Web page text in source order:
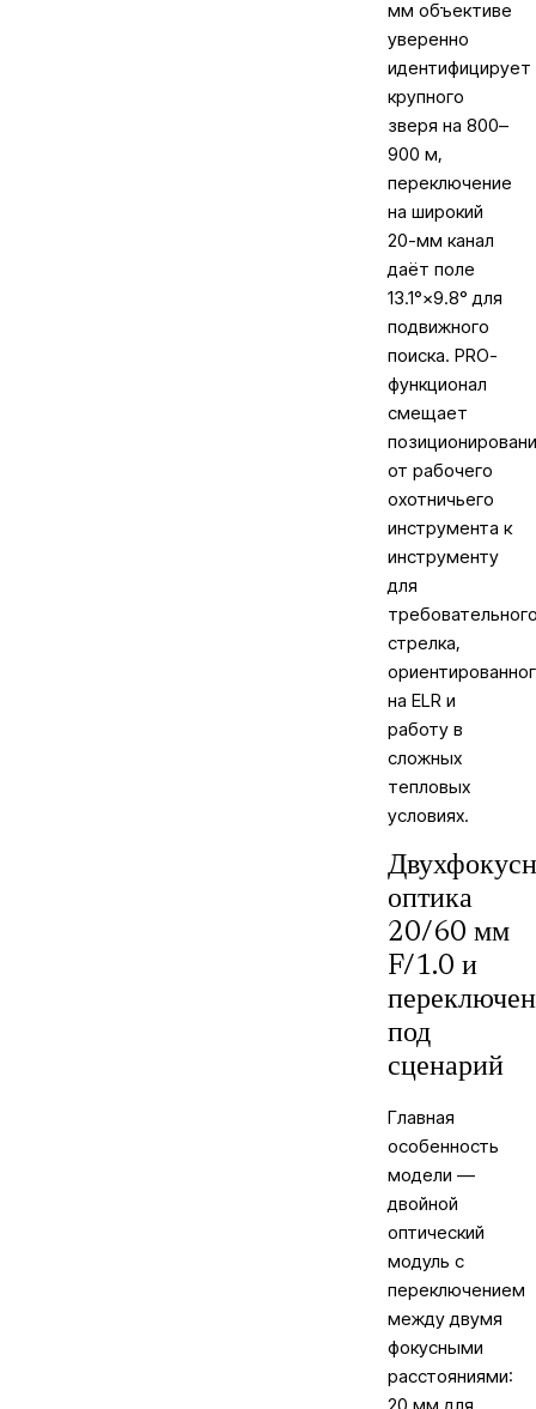
мм объективе
уверенно
идентифицирует
крупного
зверя на 800–
900 м,
переключение
на широкий
20-мм канал
даёт поле
13.1°×9.8° для
подвижного
поиска. PRO-
функционал
смещает
от рабочего
охотничьего
инструмента к
инструменту
для
стрелка,
на ELR и
работу в
сложных
тепловых
условиях.
оптика
20/60 мм
F/1.0 и
под
сценарий
Главная
особенность
модели —
двойной
оптический
модуль с
переключением
между двумя
фокусными
расстояниями: